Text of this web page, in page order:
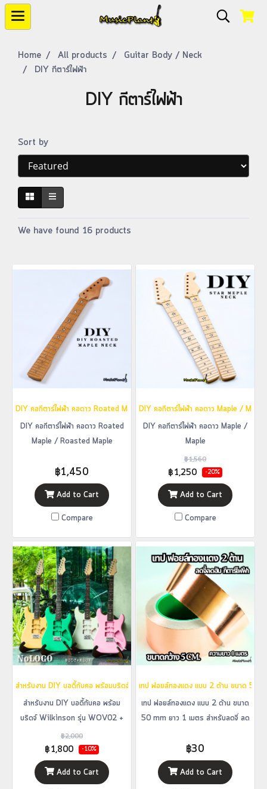
Home All products
Guitar Body / Neck
DIY กีตาร์ไฟฟ้า
DIY กีตาร์ไฟฟ้า
Sort by
We have found 16 products
DIY คอกีตาร์ไฟฟ้า คอดาว Roated Maple / Roasted Maple
DIY คอกีตาร์ไฟฟ้า คอดาว Roated
Maple / Roasted Maple
฿1,450
Add to Cart
Compare
DIY คอกีตาร์ไฟฟ้า คอดาว Maple / Maple
DIY คอกีตาร์ไฟฟ้า คอดาว Maple /
Maple
฿1,560
฿1,250 -20%
Add to Cart
Compare
สำหรับงาน DIY บอดี้กับคอ พร้อมบริดจ์ Wilkinson รุ่น WOV02 + ลูกบิด + แผ่นปิ
สำหรับงาน DIY บอดี้กับคอ พร้อม
บริดจ์ Wilkinson รุ่น WOV02 +
ลูกบิด + แผ่นปิดหลังสีขาว / บอดี้กีตาร์
DIY คอ DIY
฿2,000
฿1,800 -10%
Add to Cart
เทป ฟอยล์ทองแดง แบบ 2 ด้าน ขนาด 50
เทป ฟอยล์ทองแดง แบบ 2 ด้าน ขนาด
50 mm ยาว 1 เมตร สำหรับลดจี่ ลด
฿30
Add to Cart